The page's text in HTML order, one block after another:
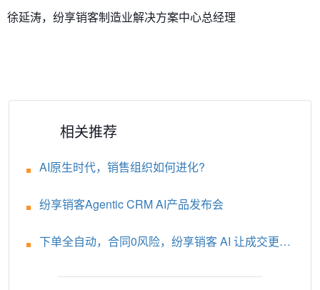
徐延涛，纷享销客制造业解决方案中心总经理
相关推荐
AI原生时代，销售组织如何进化?
纷享销客Agentic CRM AI产品发布会
下单全自动，合同0风险，纷享销客 AI 让成交更轻